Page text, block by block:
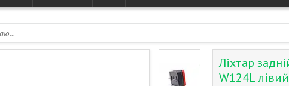
Ліхтар
W124L лівий